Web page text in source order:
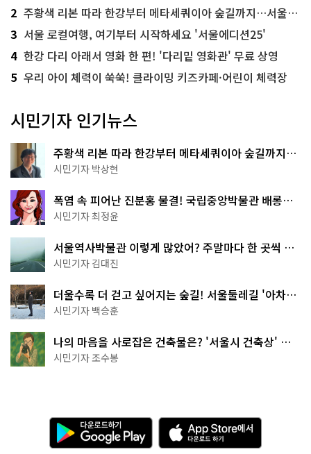
2 주황색 리본 따라 한강부터 메타세쿼이아 숲길까지…서울둘레길 15코스
3 서울 로컬여행, 여기부터 시작하세요 '서울에디션25'
4 한강 다리 아래서 영화 한 편! '다리밑 영화관' 무료 상영
5 우리 아이 체력이 쑥쑥! 클라이밍 키즈카페·어린이 체력장
시민기자 인기뉴스
주황색 리본 따라 한강부터 메타세쿼이아 숲길까지…
서울둘레길 15코스
시민기자 박상현
폭염 속 피어난 진분홍 물결! 국립중앙박물관 배롱나
무 명소
시민기자 최정윤
서울역사박물관 이렇게 많았어? 주말마다 한 곳씩 떠
나는 역사 산책
시민기자 김대진
더울수록 더 걷고 싶어지는 숲길! 서울둘레길 '아차산
코스'
시민기자 백승훈
나의 마음을 사로잡은 건축물은? '서울시 건축상' 수
상작 공개!
시민기자 조수봉
다
운
로
A
p
p